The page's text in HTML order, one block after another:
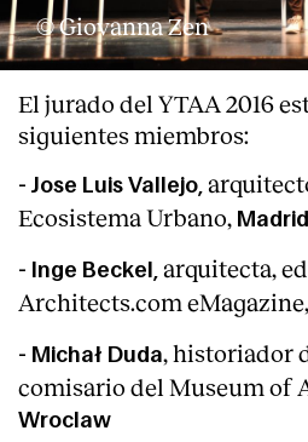
© Giovanna Zen
El jurado del YTAA 2016
siguientes miembros:
- Jose Luis Vallejo,
Ecosistema Urbano, Madrid
- Inge Beckel, arquitecta,
Architects.com eMagazine,
- Michał Duda, historiador
comisario del Museum of
Wroclaw